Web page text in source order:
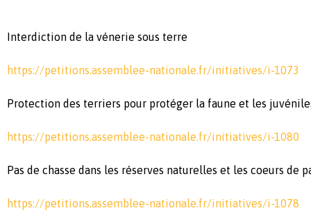
Interdiction de la vénerie sous terre
https://petitions.assemblee-nationale.fr/initiatives/i-1073
Protection des terriers pour protéger la faune et les
https://petitions.assemblee-nationale.fr/initiatives/i-1080
Pas de chasse dans les réserves naturelles et les coeurs de
https://petitions.assemblee-nationale.fr/initiatives/i-1078